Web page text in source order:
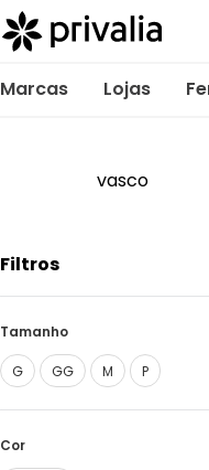
Marcas Lojas
vasco
Filtros
Tamanho
G GG M P
Cor